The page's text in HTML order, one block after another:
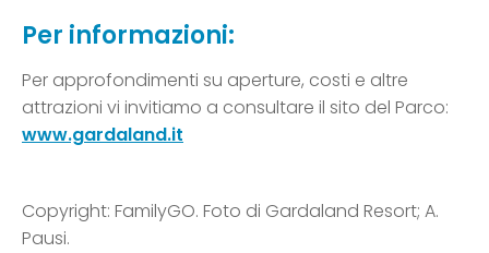
Per informazioni:
Per approfondimenti su aperture, costi e altre
attrazioni vi invitiamo a consultare il sito del Parco:
www.gardaland.it
Copyright: FamilyGO. Foto di Gardaland Resort; A.
Pausi.